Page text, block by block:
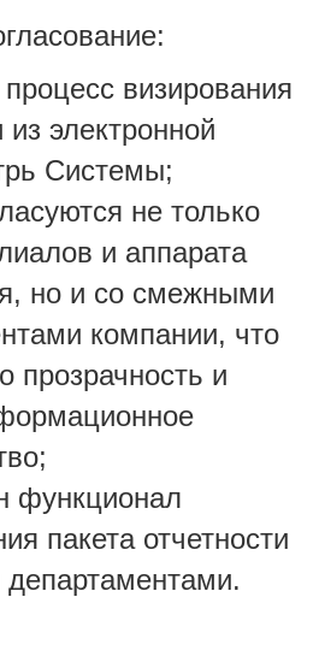
визирования
из электронной
Системы;
не только
и аппарата
но и со смежными
компании, что
прозрачность и
функционал
пакета отчетности